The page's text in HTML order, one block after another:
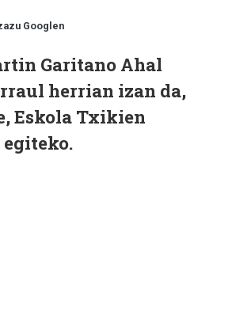
Googlen
Garitano Ahal
herrian izan da,
Eskola Txikien